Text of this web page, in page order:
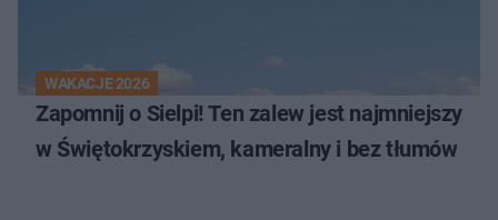
WAKACJE 2026
Zapomnij o Sielpi! Ten zalew jest najmniejszy
w Świętokrzyskiem, kameralny i bez tłumów